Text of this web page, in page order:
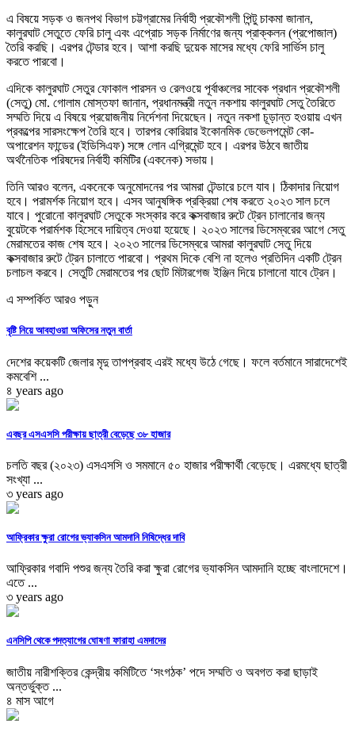
এ বিষয়ে সড়ক ও জনপথ বিভাগ চট্টগ্রামের নির্বাহী প্রকৌশলী পিন্টু চাকমা জানান,
কালুরঘাট সেতুতে ফেরি চালু এবং এপ্রোচ সড়ক নির্মাণের জন্য প্রাক্কলন (প্রপোজাল)
তৈরি করছি। এরপর টেন্ডার হবে। আশা করছি দুয়েক মাসের মধ্যে ফেরি সার্ভিস চালু
করতে পারবো।
এদিকে কালুরঘাট সেতুর ফোকাল পারসন ও রেলওয়ে পূর্বাঞ্চলের সাবেক প্রধান প্রকৌশলী
(সেতু) মো. গোলাম মোস্তফা জানান, প্রধানমন্ত্রী নতুন নকশায় কালুরঘাট সেতু তৈরিতে
সম্মতি দিয়ে এ বিষয়ে প্রয়োজনীয় নির্দেশনা দিয়েছেন। নতুন নকশা চূড়ান্ত হওয়ায় এখন
প্রকল্পের সারসংক্ষেপ তৈরি হবে। তারপর কোরিয়ার ইকোনমিক ডেভেলপমেন্ট কো-
অপারেশন ফান্ডের (ইডিসিএফ) সঙ্গে লোন এগ্রিমেন্ট হবে। এরপর উঠবে জাতীয়
অর্থনৈতিক পরিষদের নির্বাহী কমিটির (একনেক) সভায়।
তিনি আরও বলেন, একনেকে অনুমোদনের পর আমরা টেন্ডারে চলে যাব। ঠিকাদার নিয়োগ
হবে। পরামর্শক নিয়োগ হবে। এসব আনুষঙ্গিক প্রক্রিয়া শেষ করতে ২০২৩ সাল চলে
যাবে। পুরোনো কালুরঘাট সেতুকে সংস্কার করে কক্সবাজার রুটে ট্রেন চালানোর জন্য
বুয়েটকে পরার্মশক হিসেবে দায়িত্ব দেওয়া হয়েছে। ২০২৩ সালের ডিসেম্বরের আগে সেতু
মেরামতের কাজ শেষ হবে। ২০২৩ সালের ডিসেম্বরে আমরা কালুরঘাট সেতু দিয়ে
কক্সবাজার রুটে ট্রেন চালাতে পারবো। প্রথম দিকে বেশি না হলেও প্রতিদিন একটি ট্রেন
চলাচল করবে। সেতুটি মেরামতের পর ছোট মিটারগেজ ইঞ্জিন দিয়ে চালানো যাবে ট্রেন।
এ সম্পর্কিত আরও পড়ুন
বৃষ্টি নিয়ে আবহাওয়া অফিসের নতুন বার্তা
দেশের কয়েকটি জেলার মৃদু তাপপ্রবাহ এরই মধ্যে উঠে গেছে। ফলে বর্তমানে সারাদেশেই
কমবেশি ...
৪ years ago
এবছর এসএসসি পরীক্ষায় ছাত্রী বেড়েছে ৩৮ হাজার
চলতি বছর (২০২৩) এসএসসি ও সমমানে ৫০ হাজার পরীক্ষার্থী বেড়েছে। এরমধ্যে ছাত্রী
সংখ্যা ...
৩ years ago
আফ্রিকার ক্ষুরা রোগের ভ্যাকসিন আমদানি নিষিদ্ধের দাবি
আফ্রিকার গবাদি পশুর জন্য তৈরি করা ক্ষুরা রোগের ভ্যাকসিন আমদানি হচ্ছে বাংলাদেশে।
এতে ...
৩ years ago
এনসিপি থেকে পদত্যাগের ঘোষণা ফারাহা এমদাদের
জাতীয় নারীশক্তির কেন্দ্রীয় কমিটিতে ‘সংগঠক’ পদে সম্মতি ও অবগত করা ছাড়াই
অন্তর্ভুক্ত ...
৪ মাস আগে